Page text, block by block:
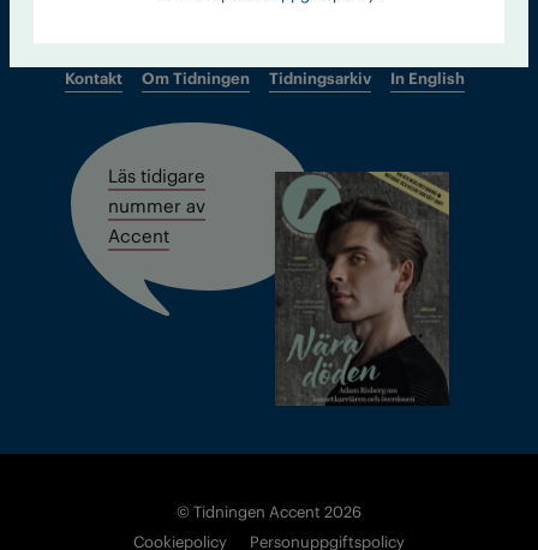
Kontakt Om Tidningen Tidningsarkiv In English
Läs tidigare
nummer av
Accent
© Tidningen Accent 2026
Cookiepolicy
Personuppgiftspolicy